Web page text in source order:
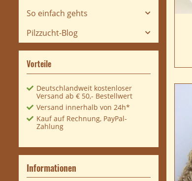
So einfach gehts
Pilzzucht-Blog
Vorteile
Deutschlandweit kostenloser
Versand ab € 50,- Bestellwert
Versand innerhalb von 24h*
Kauf auf Rechnung, PayPal-
Zahlung
Informationen